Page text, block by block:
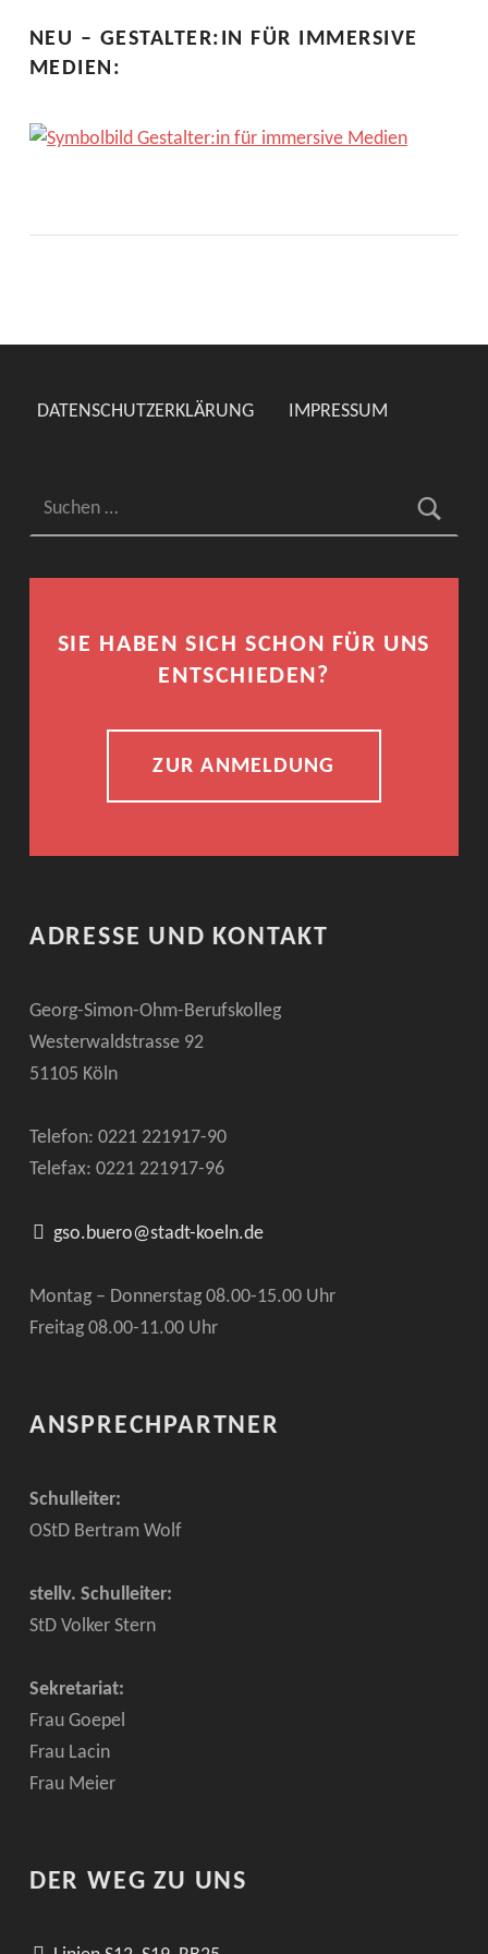
NEU – GESTALTER:IN FÜR IMMERSIVE
MEDIEN:
DATENSCHUTZERKLÄRUNG IMPRESSUM
SIE HABEN SICH SCHON FÜR UNS
ENTSCHIEDEN?
ZUR ANMELDUNG
ADRESSE UND KONTAKT
Georg-Simon-Ohm-Berufskolleg
Westerwaldstrasse 92
51105 Köln
Telefon: 0221 221917-90
Telefax: 0221 221917-96
gso.buero@stadt-koeln.de
Montag – Donnerstag 08.00-15.00 Uhr
Freitag 08.00-11.00 Uhr
ANSPRECHPARTNER
Schulleiter:
OStD Bertram Wolf
stellv. Schulleiter:
StD Volker Stern
Sekretariat:
Frau Goepel
Frau Lacin
Frau Meier
DER WEG ZU UNS